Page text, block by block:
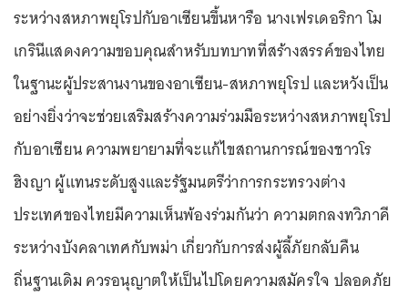
ระหว่างสหภาพยุโรปกับอาเซียนขึ้นหารือ นางเฟรเดอริกา โม
เกรินีแสดงความขอบคุณสำหรับบทบาทที่สร้างสรรค์ของไทย
ในฐานะผู้ประสานงานของอาเซียน-สหภาพยุโรป และหวังเป็น
อย่างยิ่งว่าจะช่วยเสริมสร้างความร่วมมือระหว่างสหภาพยุโรป
กับอาเซียน ความพยายามที่จะแก้ไขสถานการณ์ของชาวโร
ฮิงญา ผู้แทนระดับสูงและรัฐมนตรีว่าการกระทรวงต่าง
ประเทศของไทยมีความเห็นพ้องร่วมกันว่า ความตกลงทวิภาคี
ระหว่างบังคลาเทศกับพม่า เกี่ยวกับการส่งผู้ลี้ภัยกลับคืน
ถิ่นฐานเดิม ควรอนุญาตให้เป็นไปโดยความสมัครใจ ปลอดภัย